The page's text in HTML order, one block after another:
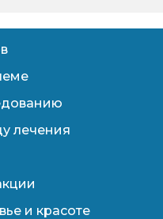
лечения
и красоте